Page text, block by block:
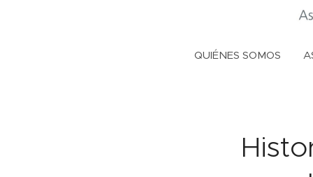
QUIÉNES SOMOS